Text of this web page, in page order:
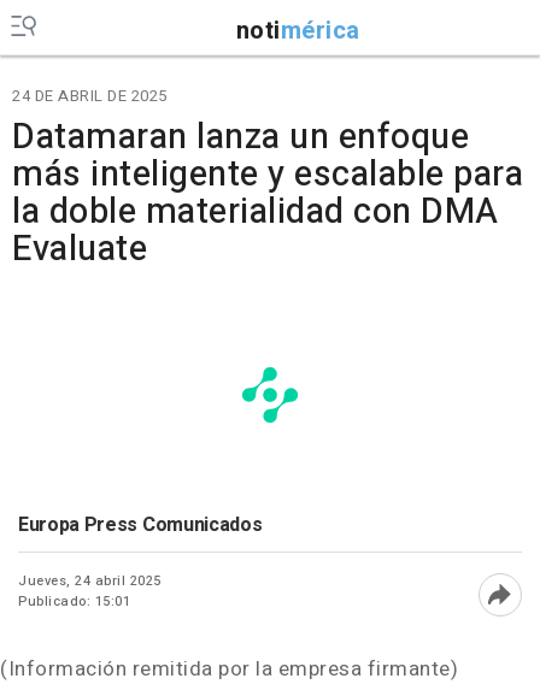
notimérica
24 DE ABRIL DE 2025
Datamaran lanza un enfoque
más inteligente y escalable para
la doble materialidad con DMA
Evaluate
Europa Press Comunicados
Jueves, 24 abril 2025
Publicado: 15:01
(Información remitida por la empresa firmante)